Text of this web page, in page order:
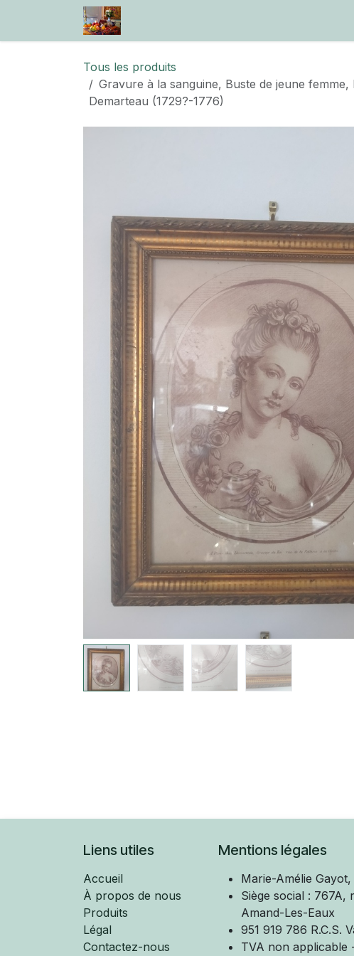
Se rendre au contenu
Tous les produits
Gravure à la sanguine, Buste de jeune
Demarteau (1729?-1776)
Liens utiles
Accueil
À propos de nous
Produits
Légal
Contactez-nous
Mentions légales
Marie-Amélie Gayot,
Siège social :
Amand-Les-Eaux
951 919 786 R.C.S.
TVA non applicable